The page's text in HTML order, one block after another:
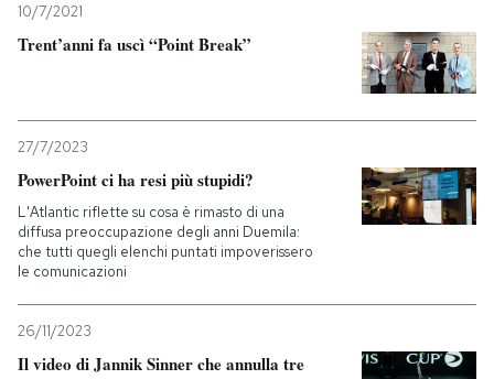
10/7/2021
Trent’anni fa uscì “Point Break”
27/7/2023
PowerPoint ci ha resi più stupidi?
L'Atlantic riflette su cosa è rimasto di una
diffusa preoccupazione degli anni Duemila:
che tutti quegli elenchi puntati impoverissero
le comunicazioni
26/11/2023
Il video di Jannik Sinner che annulla tre